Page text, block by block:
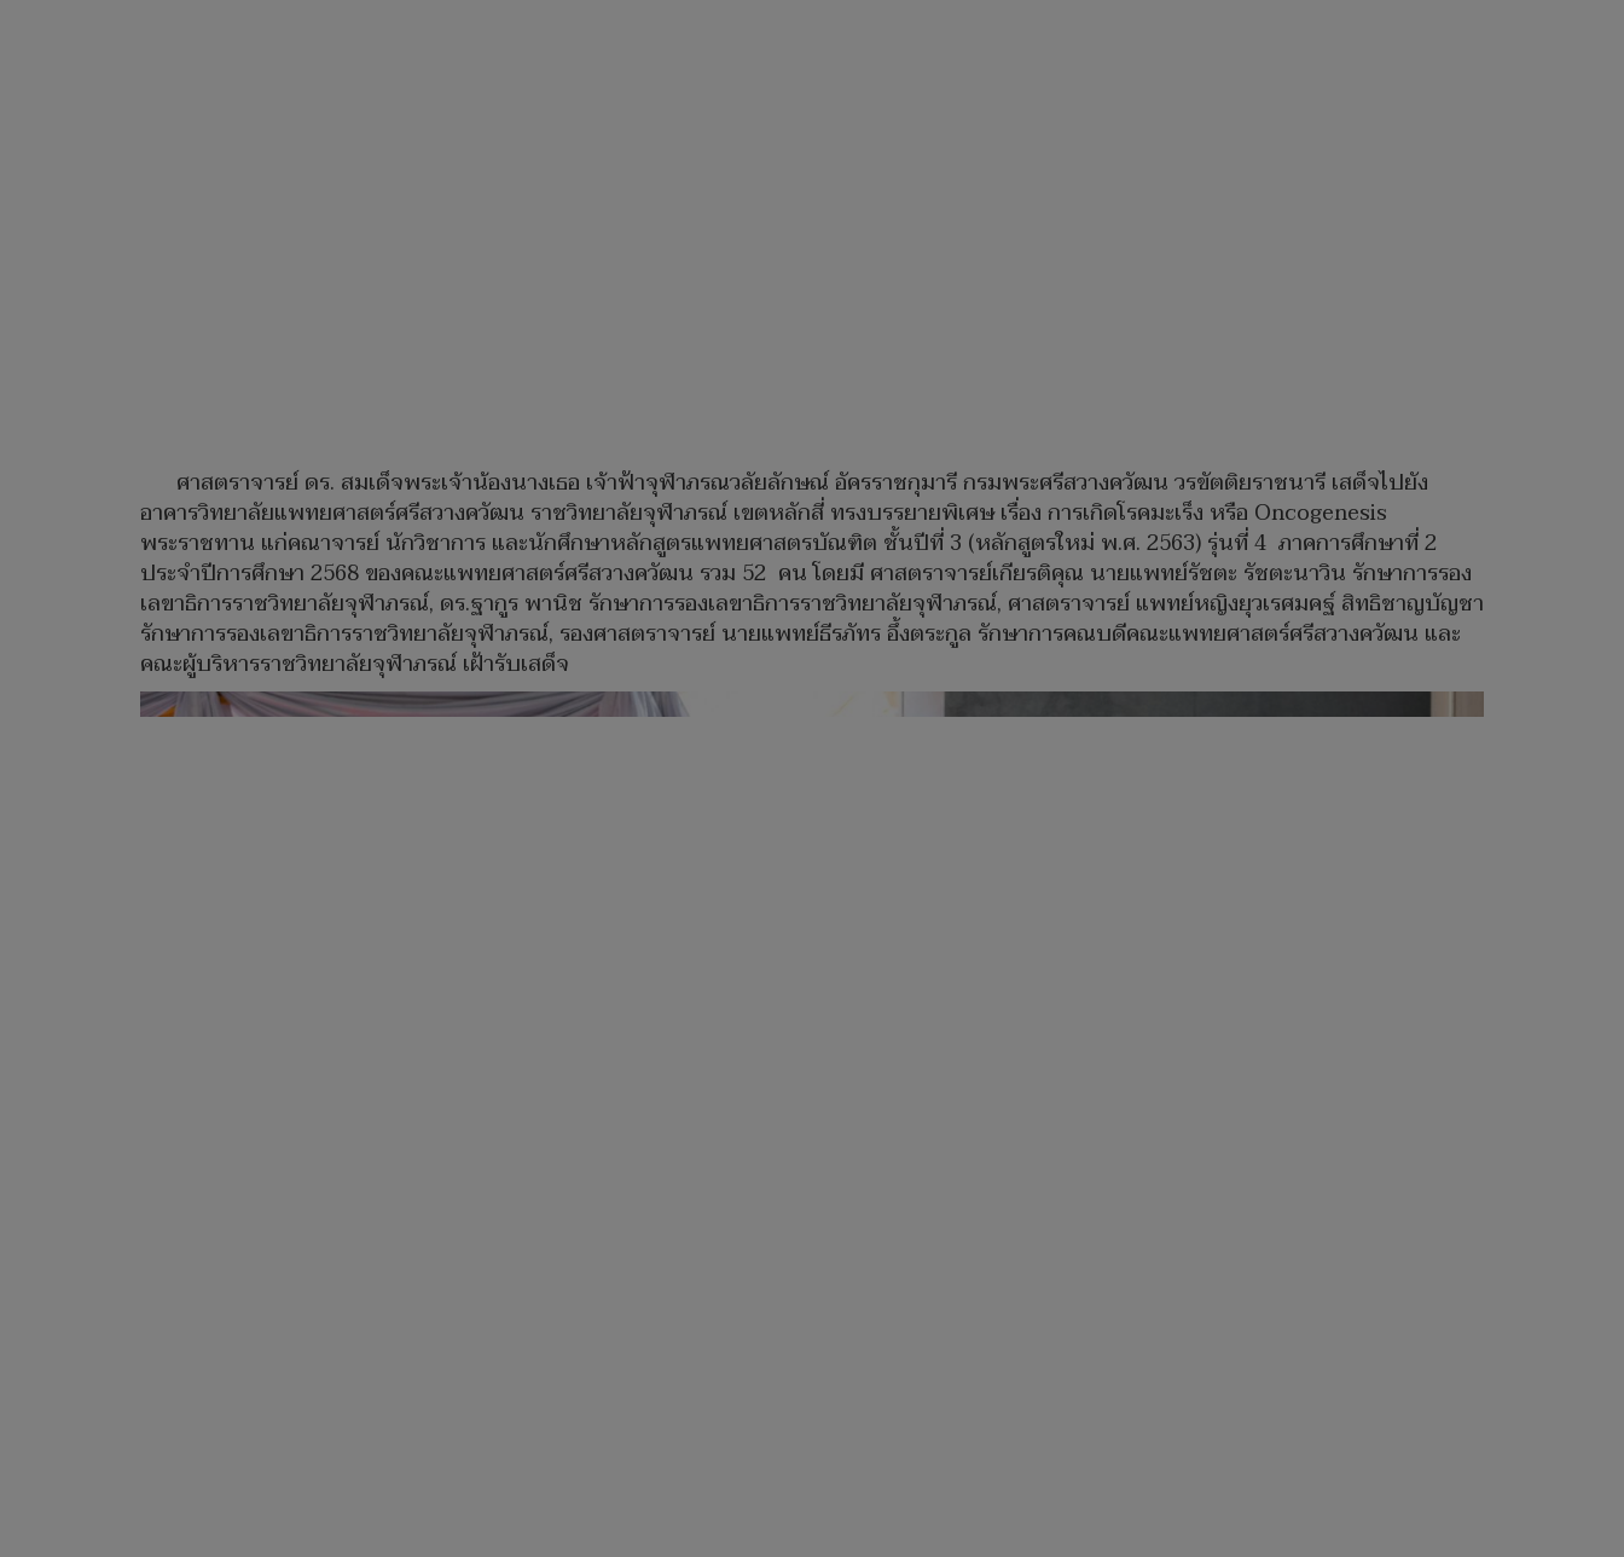
ศาสตราจารย์ ดร. สมเด็จพระเจ้าน้องนางเธอ เจ้าฟ้าจุฬาภรณวลัยลักษณ์ อัครราชกุมารี กรมพระศรีสวางควัฒน วรขัตติยราชนารี เสด็จไปยัง
อาคารวิทยาลัยแพทยศาสตร์ศรีสวางควัฒน ราชวิทยาลัยจุฬาภรณ์ เขตหลักสี่ ทรงบรรยายพิเศษ เรื่อง การเกิดโรคมะเร็ง หรือ Oncogenesis
พระราชทาน แก่คณาจารย์ นักวิชาการ และนักศึกษาหลักสูตรแพทยศาสตรบัณฑิต ชั้นปีที่ 3 (หลักสูตรใหม่ พ.ศ. 2563) รุ่นที่ 4 ภาคการศึกษาที่ 2
ประจำปีการศึกษา 2568 ของคณะแพทยศาสตร์ศรีสวางควัฒน รวม 52 คน โดยมี ศาสตราจารย์เกียรติคุณ นายแพทย์รัชตะ รัชตะนาวิน รักษาการรอง
เลขาธิการราชวิทยาลัยจุฬาภรณ์, ดร.ฐากูร พานิช รักษาการรองเลขาธิการราชวิทยาลัยจุฬาภรณ์, ศาสตราจารย์ แพทย์หญิงยุวเรศมคฐ์ สิทธิชาญบัญชา
รักษาการรองเลขาธิการราชวิทยาลัยจุฬาภรณ์, รองศาสตราจารย์ นายแพทย์ธีรภัทร อึ้งตระกูล รักษาการคณบดีคณะแพทยศาสตร์ศรีสวางควัฒน และ
คณะผู้บริหารราชวิทยาลัยจุฬาภรณ์ เฝ้ารับเสด็จ